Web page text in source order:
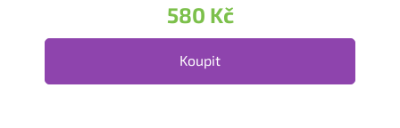
580 Kč
Koupit